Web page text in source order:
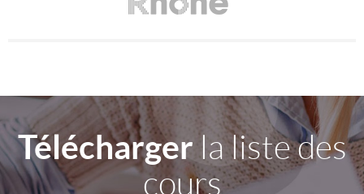
Téléchargerla liste des
cours